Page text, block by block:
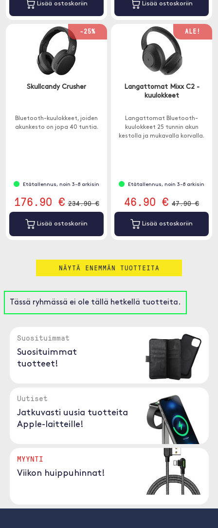
Lisää ostoskoriin Lisää ostoskoriin
-25%
Skullcandy Crusher
Bluetooth-kuulokkeet, joiden
akunkesto on jopa 40 tuntia.
Etätallennus, noin 3-8 arkisin
176.90 € 234.90 €
Lisää ostoskoriin
ALE!
Langattomat Mixx C2 -
kuulokkeet
Langattomat Bluetooth-
kuulokkeet 25 tunnin akun
kestolla ja mukavalla korvalla.
Etätallennus, noin 3-8 arkisin
46.90 € 47.90 €
Lisää ostoskoriin
NÄYTÄ ENEMMÄN TUOTTEITA
Tässä ryhmässä ei ole tällä hetkellä tuotteita.
Suosituimmat
Suosituimmat
tuotteet!
Uutiset
Jatkuvasti uusia tuotteita
Apple-laitteille!
MYYNTI
Viikon huippuhinnat!